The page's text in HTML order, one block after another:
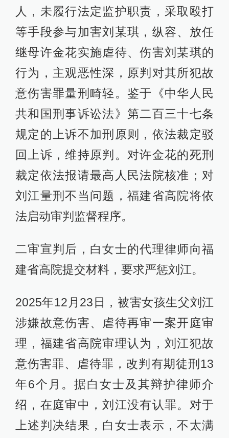
人，未履行法定监护职责，采取殴打
等手段参与加害刘某琪，纵容、放任
继母许金花实施虐待、伤害刘某琪的
行为，主观恶性深，原判对其所犯故
意伤害罪量刑畸轻。鉴于《中华人民
共和国刑事诉讼法》第二百三十七条
规定的上诉不加刑原则，依法裁定驳
回上诉，维持原判。对许金花的死刑
裁定依法报请最高人民法院核准；对
刘江量刑不当问题，福建省高院将依
法启动审判监督程序。
二审宣判后，白女士的代理律师向福
建省高院提交材料，要求严惩刘江。
2025年12月23日，被害女孩生父刘江
涉嫌故意伤害、虐待再审一案开庭审
理，福建省高院审理认为，刘江犯故
意伤害罪、虐待罪，改判有期徒刑13
年6个月。据白女士及其辩护律师介
绍，在庭审中，刘江没有认罪。对于
上述判决结果，白女士表示，不太满